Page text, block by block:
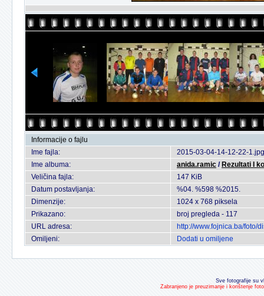
Informacije o fajlu
Ime fajla:
2015-03-04-14-12-22-1.jpg
Ime albuma:
anida.ramic / Rezultati I
Veličina fajla:
147 KiB
Datum postavljanja:
%04. %598 %2015.
Dimenzije:
1024 x 768 piksela
Prikazano:
broj pregleda - 117
URL adresa:
http://www.fojnica.ba/foto/
Omiljeni:
Dodati u omiljene
Sve fotografije su
Zabranjeno je preuzimanje i korištenje